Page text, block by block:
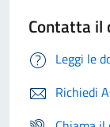
Contatta il
Leggi le
Richiedi